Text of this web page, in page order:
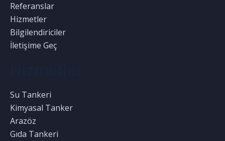
Referanslar
Hizmetler
Bilgilendiriciler
İletişime Geç
Su Tankeri
Kimyasal Tanker
Arazöz
Gıda Tankeri